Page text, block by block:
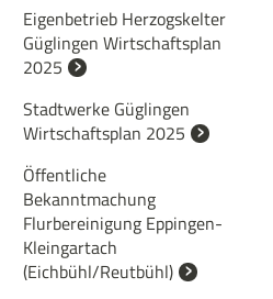
Eigenbetrieb Herzogskelter
Güglingen Wirtschaftsplan
2025
Stadtwerke Güglingen
Wirtschaftsplan 2025
Öffentliche
Bekanntmachung
Flurbereinigung Eppingen-
Kleingartach
(Eichbühl/Reutbühl)